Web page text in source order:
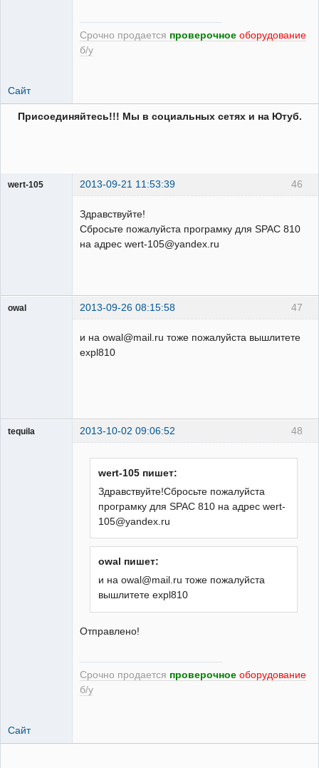
Срочно продается проверочное оборудование
б/у
Сайт
Присоединяйтесь!!! Мы в социальных сетях и на Ютуб.
46
wert-105 2013-09-21 11:53:39
Здравствуйте!
Сбросьте пожалуйста програмку для SPAC 810
на адрес wert-105@yandex.ru
47
owal 2013-09-26 08:15:58
и на owal@mail.ru тоже пожалуйста вышлитете
expl810
48
tequila 2013-10-02 09:06:52
wert-105 пишет:
Здравствуйте!Сбросьте пожалуйста
програмку для SPAC 810 на адрес wert-
105@yandex.ru
owal пишет:
и на owal@mail.ru тоже пожалуйста
вышлитете expl810
Отправлено!
Срочно продается проверочное оборудование
б/у
Сайт